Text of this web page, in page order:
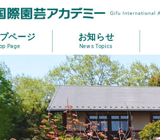
ページ
Page
お知らせ
News Topics